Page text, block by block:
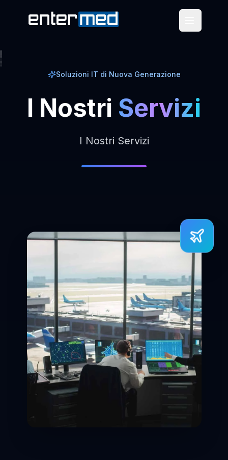
Soluzioni IT di Nuova Generazione
I Nostri Servizi
I Nostri Servizi